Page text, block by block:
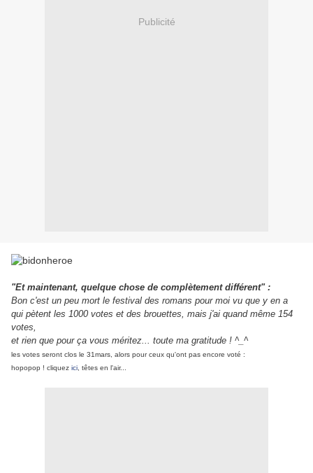
Publicité
"Et maintenant, quelque chose de complètement différent" :
Bon c'est un peu mort le festival des romans pour moi vu que y en a
qui pètent les 1000 votes et des brouettes, mais j'ai quand même 154
votes,
et rien que pour ça vous méritez... toute ma gratitude ! ^_^
les votes seront clos le 31mars, alors pour ceux qu'ont pas encore voté :
hopopop ! cliquez ici , têtes en l'air...